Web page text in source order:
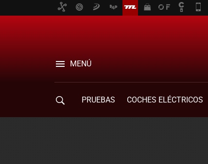
MENÚ
PRUEBAS COCHES ELÉCTRICOS